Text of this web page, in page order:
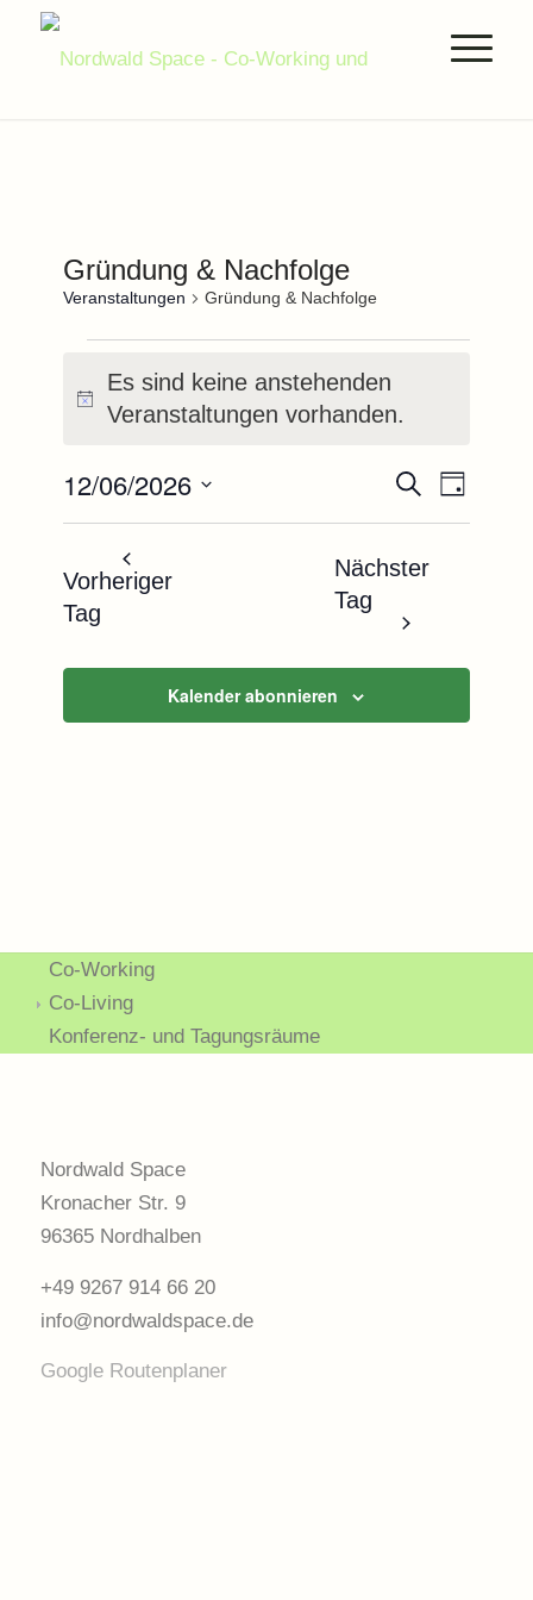
Gründung & Nachfolge
Veranstaltungen Gründung & Nachfolge
für
12.Juni.2026
Hinweis
Es sind keine anstehenden
Veranstaltungen vorhanden.
Suche
Ansichten,
Navigation
Suche
Tag
12/06/2026
Datum
wählen.
Vorheriger
Tag
Nächster
Tag
Kalender abonnieren
Co-Working
Co-Living
Konferenz- und Tagungsräume
Nordwald Space
Kronacher Str. 9
96365 Nordhalben
+49 9267 914 66 20
info@nordwaldspace.de
Google Routenplaner